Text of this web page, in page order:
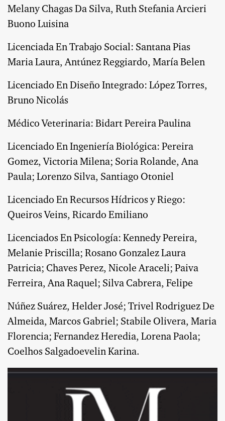
Melany Chagas Da Silva, Ruth Stefania Arcieri
Buono Luisina
Licenciada En Trabajo Social: Santana Pias
Maria Laura, Antúnez Reggiardo, María Belen
Licenciado En Diseño Integrado: López Torres,
Bruno Nicolás
Médico Veterinaria: Bidart Pereira Paulina
Licenciado En Ingeniería Biológica: Pereira
Gomez, Victoria Milena; Soria Rolande, Ana
Paula; Lorenzo Silva, Santiago Otoniel
Licenciado En Recursos Hídricos y Riego:
Queiros Veins, Ricardo Emiliano
Licenciados En Psicología: Kennedy Pereira,
Melanie Priscilla; Rosano Gonzalez Laura
Patricia; Chaves Perez, Nicole Araceli; Paiva
Ferreira, Ana Raquel; Silva Cabrera, Felipe
Núñez Suárez, Helder José; Trivel Rodriguez De
Almeida, Marcos Gabriel; Stabile Olivera, Maria
Florencia; Fernandez Heredia, Lorena Paola;
Coelhos Salgadoevelin Karina.